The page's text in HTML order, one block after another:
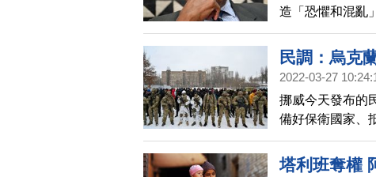
造「恐懼和混亂
馬，在14日大選
民調：烏克
2022-03-27
挪威今天發布的
備好保衛國家、
戰鬥意志愈強。
塔利班奪權